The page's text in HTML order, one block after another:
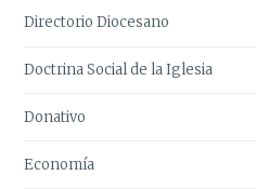
Directorio Diocesano
Doctrina Social de la Iglesia
Donativo
Economía